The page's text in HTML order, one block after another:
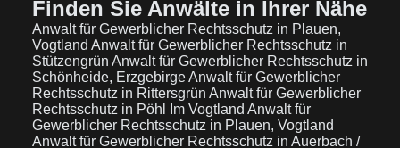
Finden Sie Anwälte in Ihrer Nähe
Anwalt für Gewerblicher Rechtsschutz in Plauen,
Vogtland Anwalt für Gewerblicher Rechtsschutz in
Stützengrün Anwalt für Gewerblicher Rechtsschutz in
Schönheide, ErzgebirgeAnwalt für Gewerblicher
Rechtsschutz in Rittersgrün Anwalt für Gewerblicher
Rechtsschutz in Pöhl Im Vogtland Anwalt für
Gewerblicher Rechtsschutz in Plauen, Vogtland
Anwalt für Gewerblicher Rechtsschutz in Auerbach /